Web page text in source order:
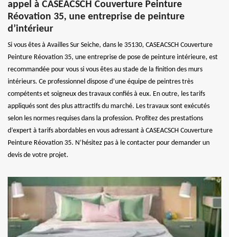
appel à CASEACSCH Couverture Peinture
Réovation 35, une entreprise de peinture
d’intérieur
Si vous êtes à Availles Sur Seiche, dans le 35130, CASEACSCH Couverture
Peinture Réovation 35, une entreprise de pose de peinture intérieure, est
recommandée pour vous si vous êtes au stade de la finition des murs
intérieurs. Ce professionnel dispose d’une équipe de peintres très
compétents et soigneux des travaux confiés à eux. En outre, les tarifs
appliqués sont des plus attractifs du marché. Les travaux sont exécutés
selon les normes requises dans la profession. Profitez des prestations
d’expert à tarifs abordables en vous adressant à CASEACSCH Couverture
Peinture Réovation 35. N’hésitez pas à le contacter pour demander un
devis de votre projet.